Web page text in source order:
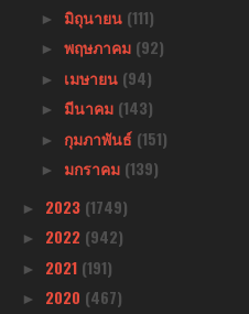
► มิถุนายน (111)
► พฤษภาคม (92)
► เมษายน (94)
► มีนาคม (143)
► กุมภาพันธ์ (151)
► มกราคม (139)
► 2023 (1749)
► 2022 (942)
► 2021 (191)
► 2020 (467)